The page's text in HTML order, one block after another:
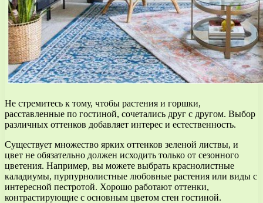
Не стремитесь к тому, чтобы растения и горшки,
расставленные по гостиной, сочетались друг с другом. Выбор
различных оттенков добавляет интерес и естественность.
Существует множество ярких оттенков зеленой листвы, и
цвет не обязательно должен исходить только от сезонного
цветения. Например, вы можете выбрать краснолистные
каладиумы, пурпурнолистные любовные растения или виды с
интересной пестротой. Хорошо работают оттенки,
контрастирующие с основным цветом стен гостиной.